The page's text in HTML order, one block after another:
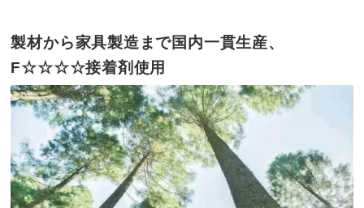
製材から家具製造まで国内一貫生産、
F☆☆☆☆接着剤使用